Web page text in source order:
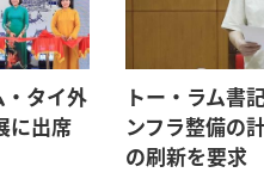
タイ外
に出席
トー・ラム書
ンフラ整備の
の刷新を要求